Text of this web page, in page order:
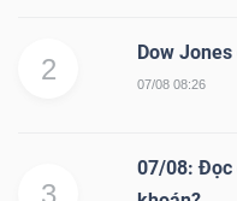
2
Dow
07/08 08:26
3
07/08: Đọc